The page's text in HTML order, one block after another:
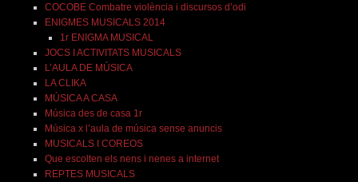
COCOBE Combatre violència i discursos d’odi
ENIGMES MUSICALS 2014
1r ENIGMA MUSICAL
JOCS I ACTIVITATS MUSICALS
L’AULA DE MÚSICA
LA CLIKA
MÚSICA A CASA
Música des de casa 1r
Música x l’aula de música sense anuncis
MUSICALS I COREOS
Que escolten els nens i nenes a internet
REPTES MUSICALS